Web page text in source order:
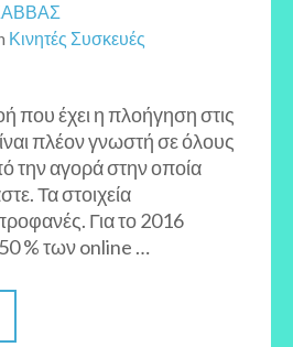
Κινητές Συσκευές
που έχει η πλοήγηση στις
πλέον γνωστή σε όλους
την αγορά στην οποία
Τα στοιχεία
Για το 2016
% των online …